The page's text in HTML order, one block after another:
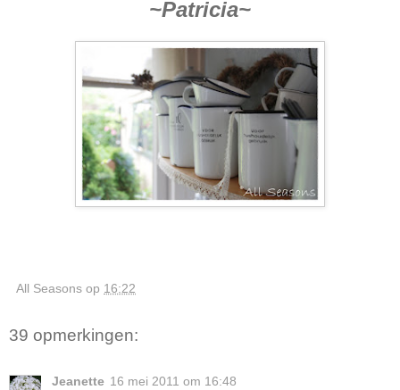
~Patricia~
All Seasons op 16:22
39 opmerkingen:
Jeanette 16 mei 2011 om 16:48